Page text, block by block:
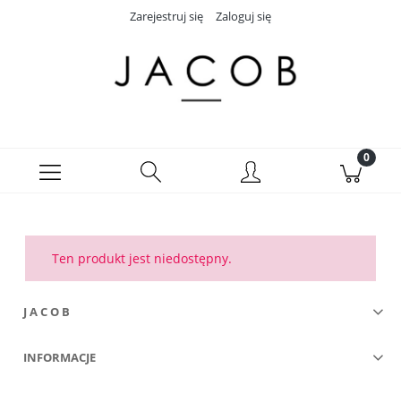
Zarejestruj się Zaloguj się
Ten produkt jest niedostępny.
J A C O B
INFORMACJE